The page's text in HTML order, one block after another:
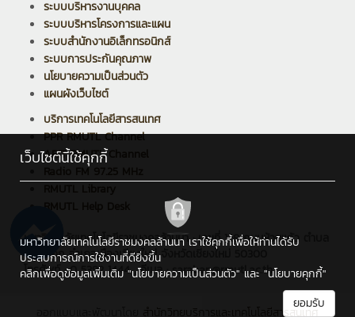
ระบบบริหารงานบุคคล
ระบบบริหารโครงการและแผน
ระบบสำนักงานอิเล็กทรอนิกส์
ระบบการประกันคุณภาพ
นโยบายความเป็นส่วนตัว
แผนผังเว็บไซต์
บริการเทคโนโลยีสารสนเทศ
PPR RMUTL Channel
ARIT RMUTL Channel
Radio FM 97.25 MHz
มหาวิทยาลัยเทคโนโลยีราชมงคลล้านนา : เลขที่ 128 ถนนห้วยแก้ว ตำบล
ช้างเผือก อำเภอเมืองเชียงใหม่ จังหวัดเชียงใหม่ 50300
โทรศัพท์ : 0 5392 1444 , อีเมล : saraban@rmutl.ac.th
เว็บไซต์นี้ใช้คุกกี้
มหาวิทยาลัยเทคโนโลยีราชมงคลล้านนา เราใช้คุกกี้เพื่อให้ท่านได้รับ
ประสบการณ์การใช้งานที่ดียิ่งขึ้น
คลิกเพื่อดูข้อมูลเพิ่มเติม "นโยบายความเป็นส่วนตัว" และ "นโยบายคุกกี้"
ยอมรับ
สำนักวิทยบริการและเทคโนโลยีสารสนเทศ